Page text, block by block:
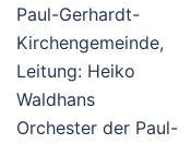
Paul-Gerhardt-
Kirchengemeinde,
Leitung: Heiko
Waldhans
Orchester der Paul-